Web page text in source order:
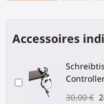
Accessoires
30,00 €